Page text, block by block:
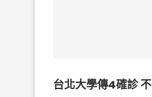
台北大學傳4確診